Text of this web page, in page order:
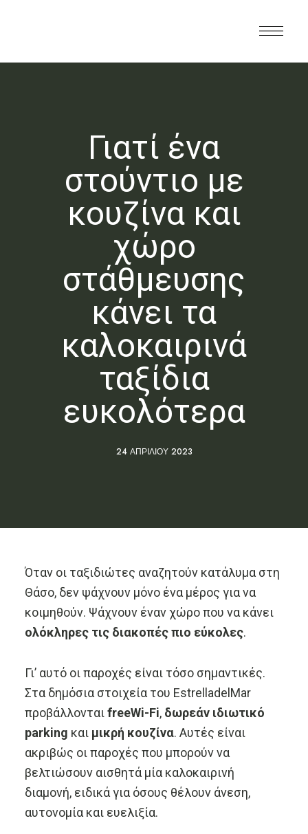
Γιατί ένα
στούντιο με
κουζίνα και
χώρο
στάθμευσης
κάνει τα
καλοκαιρινά
ταξίδια
ευκολότερα
24 ΑΠΡΙΛΊΟΥ 2023
Όταν οι ταξιδιώτες αναζητούν κατάλυμα στη
Θάσο, δεν ψάχνουν μόνο ένα μέρος για να
κοιμηθούν. Ψάχνουν έναν χώρο που να κάνει
ολόκληρες τις διακοπές πιο εύκολες.
Γι’ αυτό οι παροχές είναι τόσο σημαντικές.
Στα δημόσια στοιχεία του EstrelladelMar
προβάλλονταιfreeWi-Fi, δωρεάν ιδιωτικό
parking και μικρή κουζίνα. Αυτές είναι
ακριβώς οι παροχές που μπορούν να
βελτιώσουν αισθητά μία καλοκαιρινή
διαμονή, ειδικά για όσους θέλουν άνεση,
αυτονομία και ευελιξία.